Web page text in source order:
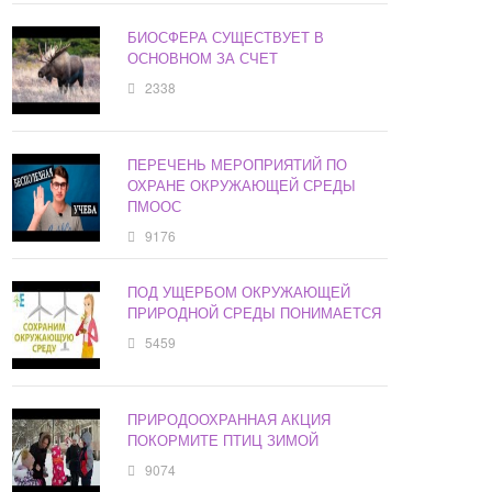
БИОСФЕРА СУЩЕСТВУЕТ В
ОСНОВНОМ ЗА СЧЕТ
2338
ПЕРЕЧЕНЬ МЕРОПРИЯТИЙ ПО
ОХРАНЕ ОКРУЖАЮЩЕЙ СРЕДЫ
ПМООС
9176
ПОД УЩЕРБОМ ОКРУЖАЮЩЕЙ
ПРИРОДНОЙ СРЕДЫ ПОНИМАЕТСЯ
5459
ПРИРОДООХРАННАЯ АКЦИЯ
ПОКОРМИТЕ ПТИЦ ЗИМОЙ
9074